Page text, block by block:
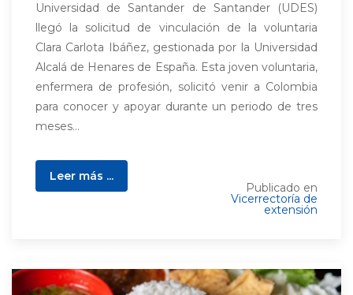
Universidad de Santander de Santander (UDES)
llegó la solicitud de vinculación de la voluntaria
Clara Carlota Ibáñez, gestionada por la Universidad
Alcalá de Henares de España. Esta joven voluntaria,
enfermera de profesión, solicitó venir a Colombia
para conocer y apoyar durante un periodo de tres
meses...
Leer más ...
Publicado en
Vicerrectoría de
extensión